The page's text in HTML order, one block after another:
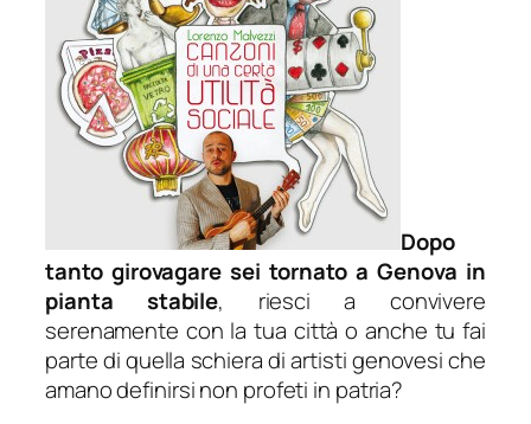
Dopo
tanto girovagare sei tornato a Genova in
pianta stabile, riesci a convivere
serenamente con la tua città o anche tu fai
parte di quella schiera di artisti genovesi che
amano definirsi non profeti in patria?